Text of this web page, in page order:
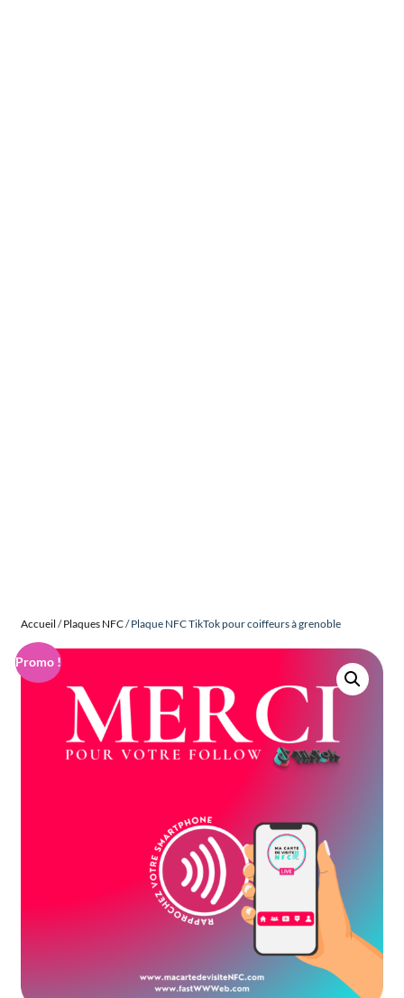
Accueil /Plaques NFC/ Plaque NFC TikTok pour coiffeurs à grenoble
Promo !